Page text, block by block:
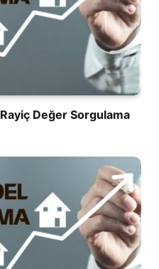
Değer Sorgulama